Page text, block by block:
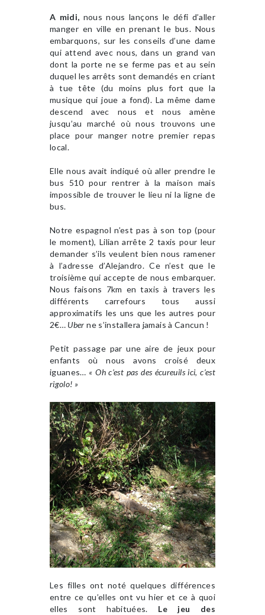
A midi, nous nous lançons le défi d’aller
manger en ville en prenant le bus. Nous
embarquons, sur les conseils d’une dame
qui attend avec nous, dans un grand van
dont la porte ne se ferme pas et au sein
duquel les arrêts sont demandés en criant
à tue tête (du moins plus fort que la
musique qui joue a fond). La même dame
descend avec nous et nous amène
jusqu’au marché où nous trouvons une
place pour manger notre premier repas
local.
Elle nous avait indiqué où aller prendre le
bus 510 pour rentrer à la maison mais
impossible de trouver le lieu ni la ligne de
bus.
Notre espagnol n’est pas à son top (pour
le moment), Lilian arrête 2 taxis pour leur
demander s’ils veulent bien nous ramener
à l’adresse d’Alejandro. Ce n’est que le
troisième qui accepte de nous embarquer.
Nous faisons 7km en taxis à travers les
différents carrefours tous aussi
approximatifs les uns que les autres pour
2€… Uber ne s’installera jamais à Cancun !
Petit passage par une aire de jeux pour
enfants où nous avons croisé deux
iguanes… « Oh c’est pas des écureuils ici, c’est
rigolo! »
Les filles ont noté quelques différences
entre ce qu’elles ont vu hier et ce à quoi
elles sont habituées. Le jeu des